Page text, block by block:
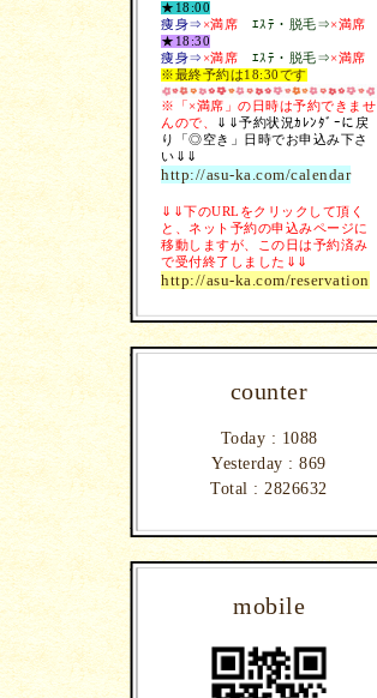
★18:00
痩身⇒ ×満席 ｴｽﾃ・脱毛⇒×満席
★18:30
痩身⇒ ×満席 ｴｽﾃ・脱毛⇒×満席
※最終予約は18:30です
※「×満席」の日時は予約できませ
んので、
⇓⇓予約状況ｶﾚﾝﾀﾞｰに戻
り「◎空き」日時でお申込み下さ
い⇓⇓
http://asu-ka.com/calendar
⇓⇓下のURLをクリックして頂く
と、ネット予約の申込みページに
移動しますが、この日は予約済み
で受付終了しました⇓⇓
http://asu-ka.com/reservation
counter
Today : 1088
Yesterday :869
Total :2826632
mobile